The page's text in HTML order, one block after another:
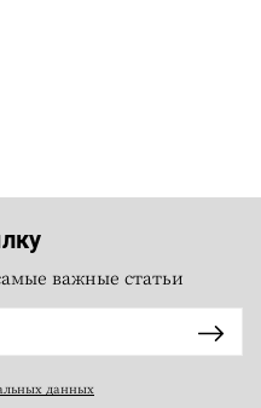
важные статьи
данных